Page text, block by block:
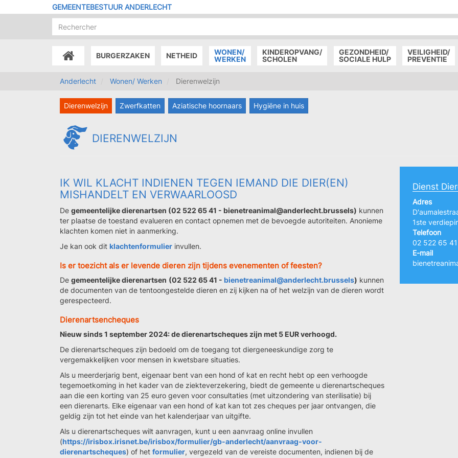
en
GEMEENTEBESTUUR ANDERLECHT
ACCUEILBURGERZAKEN NETHEID
WONEN/
WERKEN
KINDEROPVANG/
SCHOLEN
GEZONDHEID/
SOCIALE HULP
VEILIGHEID/
PREVENTIE
Anderlecht Wonen/ Werken Dierenwelzijn
Dierenwelzijn Zwerfkatten Aziatische hoornaars Hygiëne in huis
DIERENWELZIJN
Dienst
Adres
1ste
Telefoon
02 522 65 41
E-mail
IK WIL KLACHT INDIENEN TEGEN IEMAND DIE DIER(EN)
MISHANDELT EN VERWAARLOOSD
De gemeentelijke dierenartsen (02 522 65 41 - bienetreanimal@anderlecht.brussels) kunnen
ter plaatse de toestand evalueren en contact opnemen met de bevoegde autoriteiten. Anonieme
klachten komen niet in aanmerking.
Je kan ook dit klachtenformulier invullen.
Is er toezicht als er levende dieren zijn tijdens evenementen of feesten?
De gemeentelijke dierenartsen (02 522 65 41 - bienetreanimal@anderlecht.brussels) kunnen
de documenten van de tentoongestelde dieren en zij kijken na of het welzijn van de dieren wordt
gerespecteerd.
Dierenartsencheques
Nieuw sinds 1 september 2024: de dierenartscheques zijn met 5 EUR verhoogd.
De dierenartscheques zijn bedoeld om de toegang tot diergeneeskundige zorg te
vergemakkelijken voor mensen in kwetsbare situaties.
Als u meerderjarig bent, eigenaar bent van een hond of kat en recht hebt op een verhoogde
tegemoetkoming in het kader van de ziekteverzekering, biedt de gemeente u dierenartscheques
aan die een korting van 25 euro geven voor consultaties (met uitzondering van sterilisatie) bij
een dierenarts. Elke eigenaar van een hond of kat kan tot zes cheques per jaar ontvangen, die
geldig zijn tot het einde van het kalenderjaar van uitgifte.
Als u dierenartscheques wilt aanvragen, kunt u een aanvraag online invullen
(https://irisbox.irisnet.be/irisbox/formulier/gb-anderlecht/aanvraag-voor-
dierenartscheques) of het formulier, vergezeld van de vereiste documenten, indienen bij de